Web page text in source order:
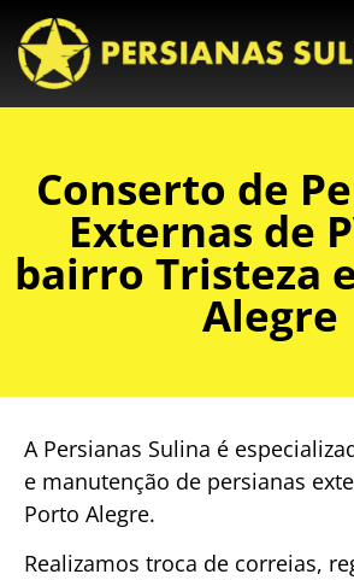
Conserto de
Externas de
bairro Tristeza
Alegre
A Persianas Sulina é
e manutenção de persianas
Porto Alegre.
Realizamos troca de correias,